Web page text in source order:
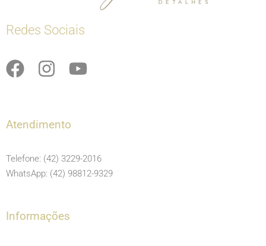
Redes Sociais
F
e
o
o
I
t
g
r
m
Y
b
e
Atendimento
Telefone: (42) 3229-2016
WhatsApp: (42) 98812-9329
Informações